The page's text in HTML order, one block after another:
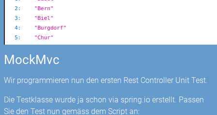
MockMvc
Wir programmieren nun den ersten Rest Controller Unit Test.
Die Testklasse wurde ja schon via spring.io erstellt. Passen
Sie den Test nun gemäss dem Script an: